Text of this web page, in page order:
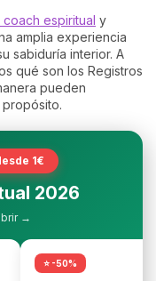
coach espiritual y
amplia experiencia
sabiduría interior. A
qué son los Registros
pueden
1€
2026
→
⭐ -50%